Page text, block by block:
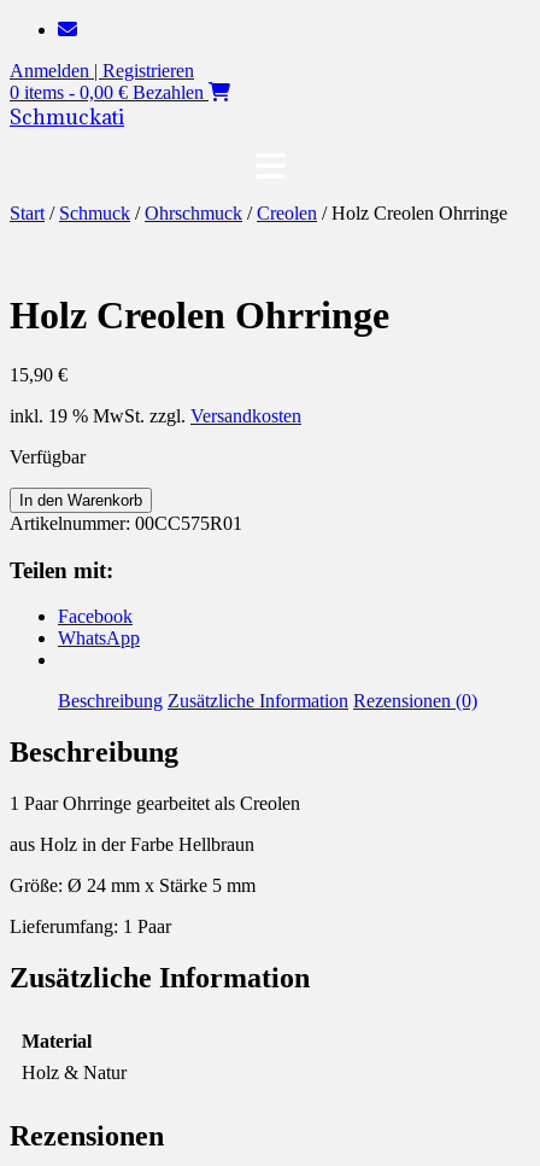
Zum
springen
Anmelden | Registrieren
0 items - 0,00 € Bezahlen
Schmuckati
Start / Schmuck /Ohrschmuck /Creolen / Holz Creolen Ohrringe
Holz Creolen Ohrringe
15,90 €
inkl. 19 % MwSt. zzgl. Versandkosten
Verfügbar
Holz
Creolen
Menge
In den Warenkorb
Artikelnummer: 00CC575R01
Teilen mit:
Facebook
WhatsApp
Beschreibung Zusätzliche Information Rezensionen (0)
Beschreibung
1 Paar Ohrringe gearbeitet als Creolen
aus Holz in der Farbe Hellbraun
Größe: Ø 24 mm x Stärke 5 mm
Lieferumfang: 1 Paar
Zusätzliche Information
Material
Holz & Natur
Rezensionen